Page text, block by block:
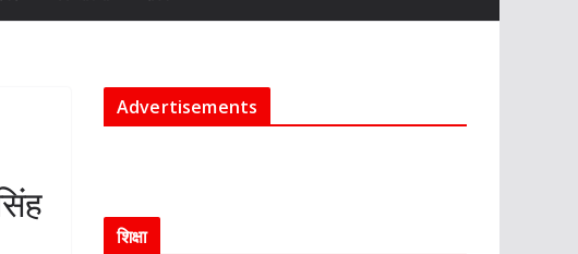
Advertisements
शिक्षा